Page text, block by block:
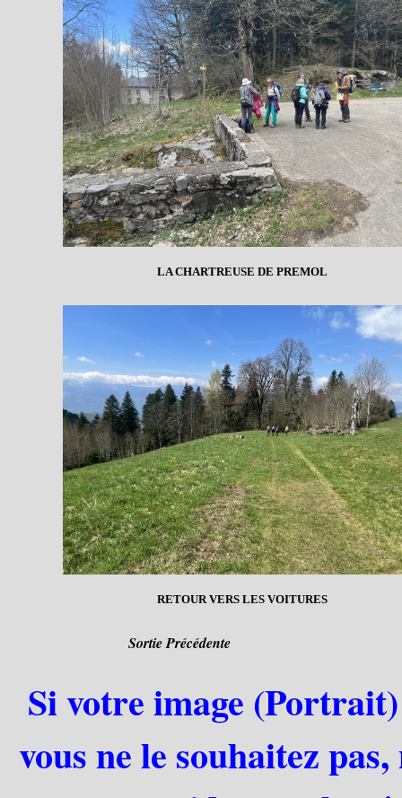
LA CHARTREUSE DE PREMOL
RETOUR VERS LES VOITURES
Sortie Précédente
Si votre image
vous ne le souhaitez